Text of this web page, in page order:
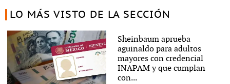
LO MÁS VISTO DE LA SECCIÓN
Sheinbaum aprueba
aguinaldo para adultos
mayores con credencial
INAPAM y que cumplan
con...